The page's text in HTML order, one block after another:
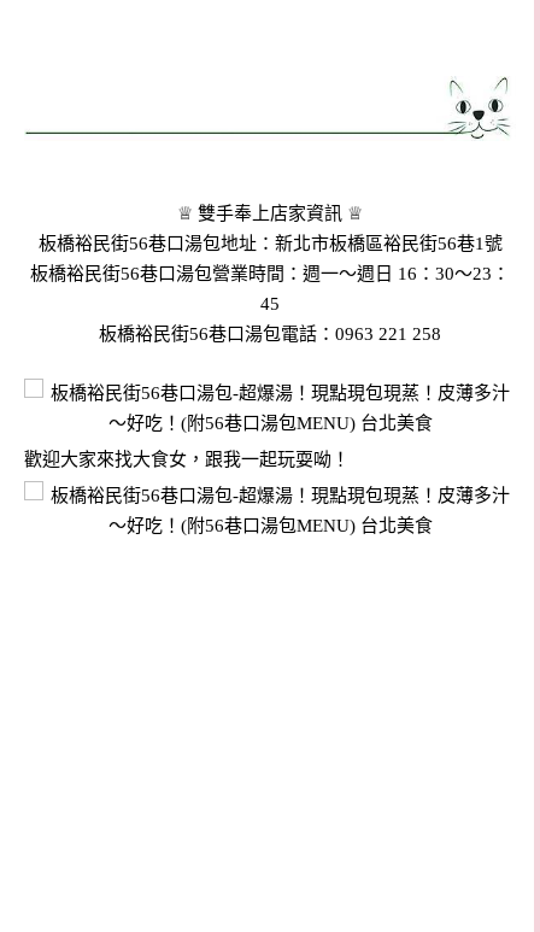
♕ 雙手奉上店家資訊 ♕
板橋裕民街56巷口湯包地址：新北市板橋區裕民街56巷1號
板橋裕民街56巷口湯包營業時間：週一～週日 16：30～23：
45
板橋裕民街56巷口湯包電話：0963 221 258
歡迎大家來找大食女，跟我一起玩耍呦！